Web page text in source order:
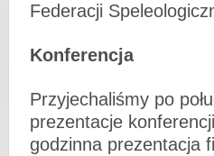
Federacji
Konferencja
Przyjechaliśmy po
prezentacje
godzinna prezentacja